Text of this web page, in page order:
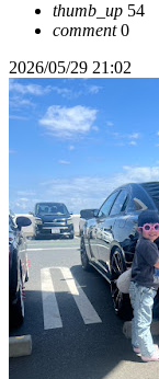
thumb_up 54
comment0
2026/05/29 21:02